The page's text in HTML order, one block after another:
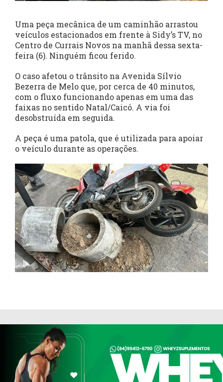
Uma peça mecânica de um caminhão arrastou
veículos estacionados em frente à Sidy’s TV, no
Centro de Currais Novos na manhã dessa sexta-
feira (6). Ninguém ficou ferido.
O caso afetou o trânsito na Avenida Sílvio
Bezerra de Melo que, por cerca de 40 minutos,
com o fluxo funcionando apenas em uma das
faixas no sentido Natal/Caicó. A via foi
desobstruída em seguida.
A peça é uma patola, que é utilizada para apoiar
o veículo durante as operações.